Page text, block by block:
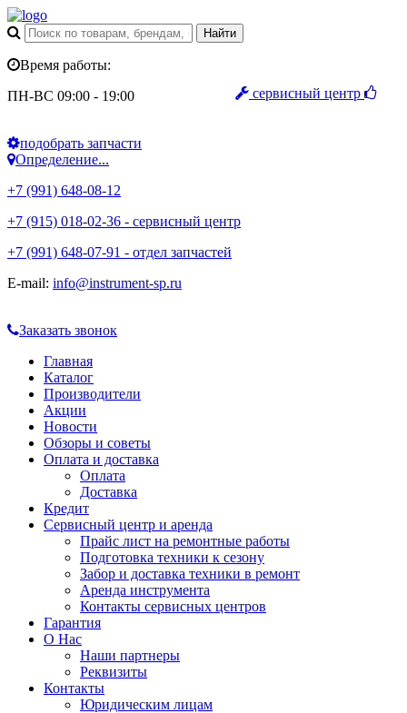
сервисный центр
Время работы:
ПН-ВС 09:00 - 19:00
подобрать запчасти
Определение...
+7 (991) 648-08-12
+7 (915) 018-02-36 - сервисный центр
+7 (991) 648-07-91 - отдел запчастей
E-mail: info@instrument-sp.ru
Заказать звонок
Главная
Каталог
Производители
Акции
Новости
Обзоры и советы
Оплата и доставка
Оплата
Доставка
Кредит
Сервисный центр и аренда
Прайс лист на ремонтные работы
Подготовка техники к сезону
Забор и доставка техники в ремонт
Аренда инструмента
Контакты сервисных центров
Гарантия
О Нас
Наши партнеры
Реквизиты
Контакты
Юридическим лицам